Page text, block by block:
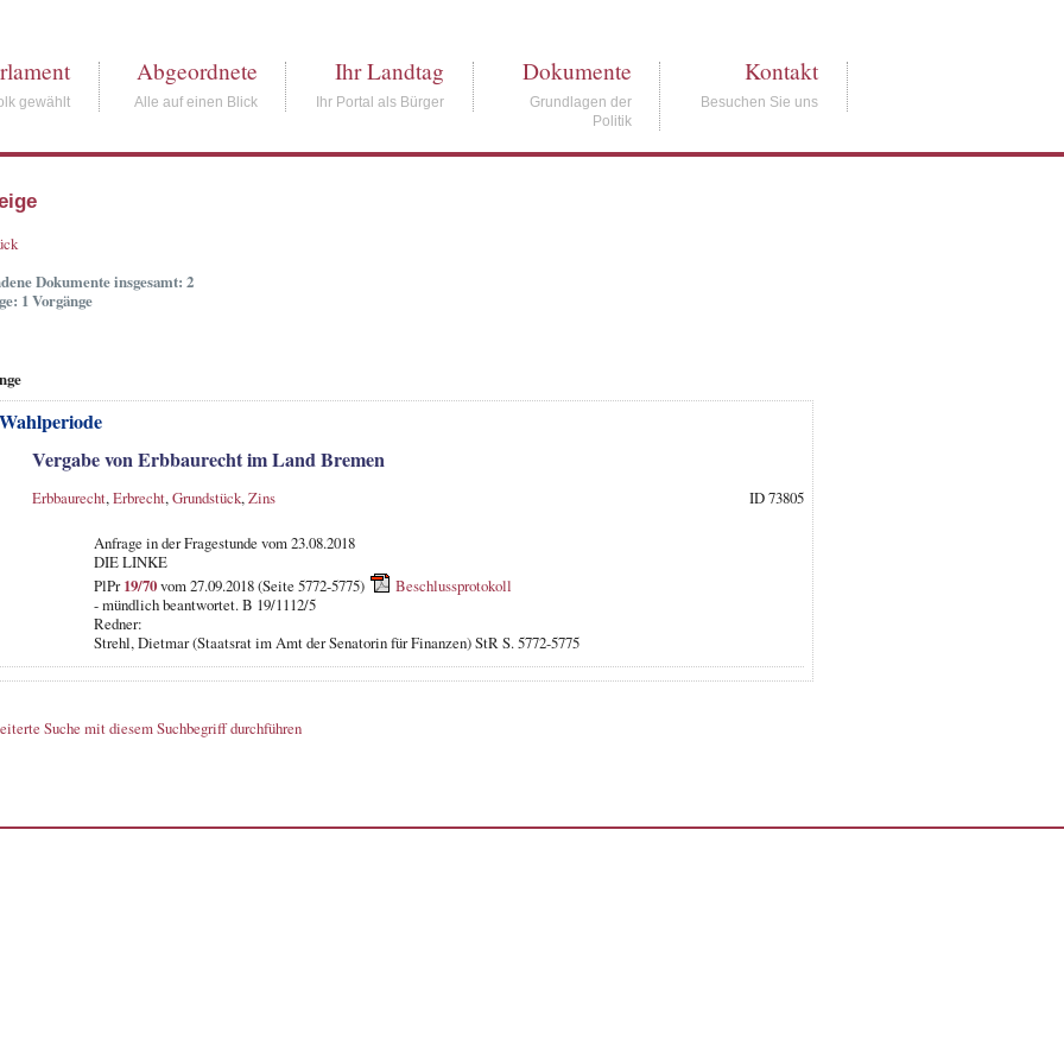
gewählt
Abgeordnete
Alle auf einen Blick
Ihr Landtag
Ihr Portal als Bürger
Dokumente
Grundlagen der
Politik
Kontakt
Besuchen Sie uns
Dokumente insgesamt: 2
1 Vorgänge
Vergabe von Erbbaurecht im Land Bremen
Erbbaurecht,Erbrecht,Grundstück,Zins ID 73805
Anfrage in der Fragestundevom 23.08.2018
DIE LINKE
PlPr19/70vom 27.09.2018 (Seite 5772-5775)
Beschlussprotokoll
- mündlich beantwortet. B 19/1112/5
Redner:
Strehl, Dietmar (Staatsrat im Amt der Senatorin für Finanzen) StR S. 5772-5775
Suche mit diesem Suchbegriff durchführen